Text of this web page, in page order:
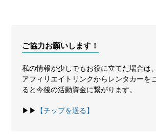
ご協力お願いします！
私の情報が少しでもお役に立てた場合は
アフィリエイトリンクからレンタカーを
ると今後の活動資金に繋がります。
▶▶ 【チップを送る】